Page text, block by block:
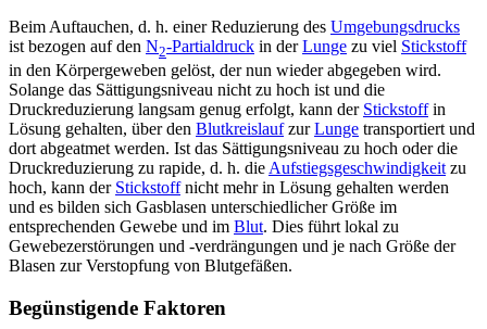
Beim Auftauchen, d. h. einer Reduzierung des Umgebungsdrucks
ist bezogen auf den N2-Partialdruck in derLunge zu viel Stickstoff
in den Körpergeweben gelöst, der nun wieder abgegeben wird.
Solange das Sättigungsniveau nicht zu hoch ist und die
Druckreduzierung langsam genug erfolgt, kann der Stickstoffin
Lösung gehalten, über den BlutkreislaufzurLunge transportiert und
dort abgeatmet werden. Ist das Sättigungsniveau zu hoch oder die
Druckreduzierung zu rapide, d. h. die Aufstiegsgeschwindigkeit zu
hoch, kann der Stickstoffnicht mehr in Lösung gehalten werden
und es bilden sich Gasblasen unterschiedlicher Größe im
entsprechenden Gewebe und im Blut. Dies führt lokal zu
Gewebezerstörungen und -verdrängungen und je nach Größe der
Blasen zur Verstopfung von Blutgefäßen.
Begünstigende Faktoren